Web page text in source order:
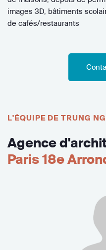
images 3D, bâtiments
de cafés/restaurants
L'ÉQUIPE DE TRUNG
Agence
Paris 18e